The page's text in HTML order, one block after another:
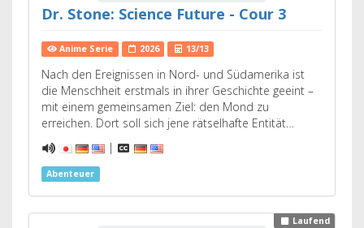
Dr. Stone: Science Future - Cour 3
Anime Serie 2026 13/13
Nach den Ereignissen in Nord- und Südamerika ist
die Menschheit erstmals in ihrer Geschichte geeint –
mit einem gemeinsamen Ziel: den Mond zu
erreichen. Dort soll sich jene rätselhafte Entität…
|
Abenteuer
Laufend